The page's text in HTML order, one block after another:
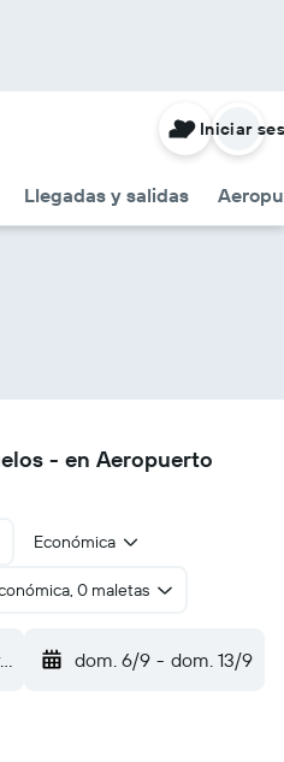
Llegadas y salidas
Iniciar
- en Aeropuerto
Económica
0 maletas
Hiroshima (HIJ) dom. 6/9 - dom. 13/9